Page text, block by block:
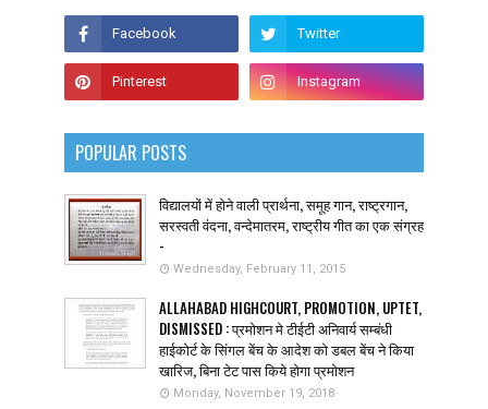
POPULAR POSTS
विद्यालयों में होने वाली प्रार्थना, समूह गान, राष्ट्रगान,
सरस्वती वंदना, वन्देमातरम, राष्ट्रीय गीत का एक संग्रह
-
Wednesday, February 11, 2015
ALLAHABAD HIGHCOURT, PROMOTION, UPTET,
DISMISSED : प्रमोशन मे टीईटी अनिवार्य सम्बंधी
हाईकोर्ट के सिंगल बेंच के आदेश को डबल बेंच ने किया
खारिज, बिना टेट पास किये होगा प्रमोशन
Monday, November 19, 2018